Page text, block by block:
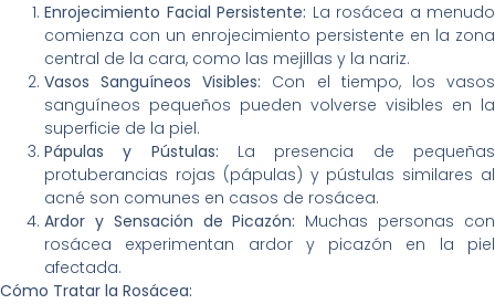
Enrojecimiento Facial Persistente: La rosácea a menudo
comienza con un enrojecimiento persistente en la zona
central de la cara, como las mejillas y la nariz.
Vasos Sanguíneos Visibles: Con el tiempo, los vasos
sanguíneos pequeños pueden volverse visibles en la
superficie de la piel.
Pápulas y Pústulas: La presencia de pequeñas
protuberancias rojas (pápulas) y pústulas similares al
acné son comunes en casos de rosácea.
Ardor y Sensación de Picazón: Muchas personas con
rosácea experimentan ardor y picazón en la piel
afectada.
Cómo Tratar la Rosácea: